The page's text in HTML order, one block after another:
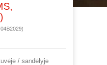
/ sandėlyje